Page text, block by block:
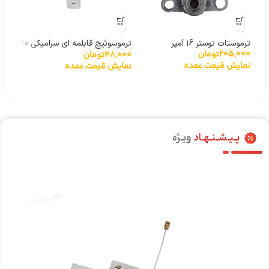
ترموستات توستر 16 آمپر
205,000تومان
نمایش قیمت عمده
ترموسوئیچ قابلمه ای سرامیکی 110
درجه
48,000تومان
نمایش قیمت عمده
پـیـشـنـهـادویـژه